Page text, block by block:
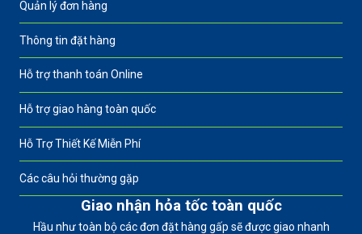
Quản lý đơn hàng
Thông tin đặt hàng
Hỗ trợ thanh toán Online
Hỗ trợ giao hàng toàn quốc
Hỗ Trợ Thiết Kế Miễn Phí
Các câu hỏi thường gặp
Giao nhận hỏa tốc toàn quốc
Hầu như toàn bộ các đơn đặt hàng gấp sẽ được giao nhanh